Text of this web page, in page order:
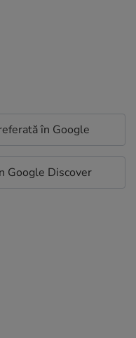
în Google
Google Discover